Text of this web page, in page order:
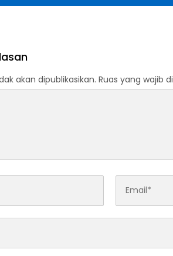
akan dipublikasikan. Ruas yang wajib